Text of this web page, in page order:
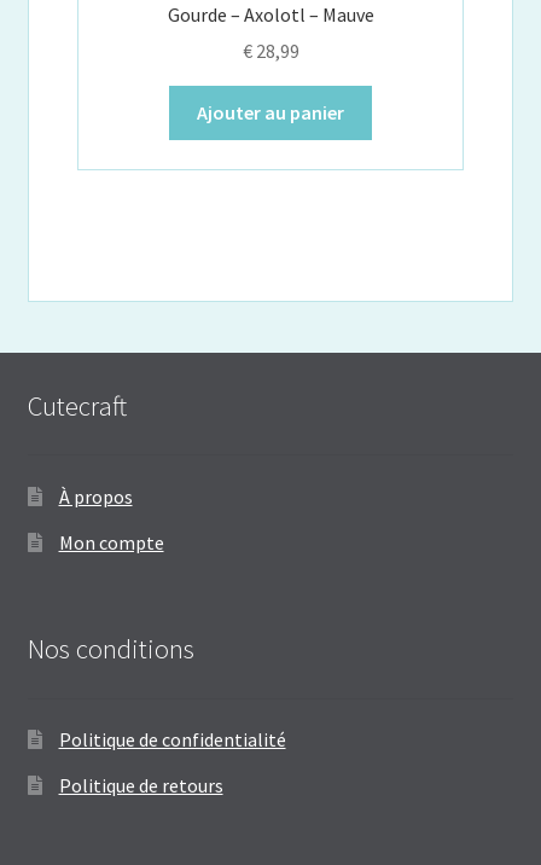
Gourde – Axolotl – Mauve
€28,99
Ajouter au panier
Cutecraft
À propos
Mon compte
Nos conditions
Politique de confidentialité
Politique de retours